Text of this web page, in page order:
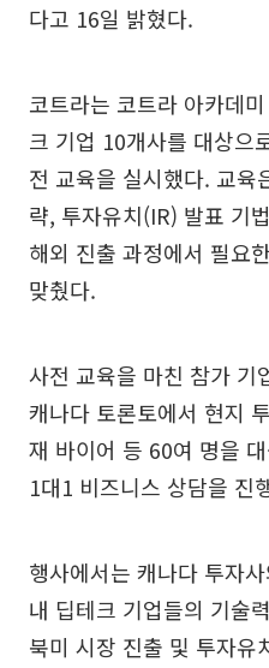
다고 16일 밝혔다.
코트라는 코트라 아카데
크 기업 10개사를 대상으
전 교육을 실시했다. 교육
략, 투자유치(IR) 발표 기
해외 진출 과정에서 필요
맞췄다.
사전 교육을 마친 참가 기
캐나다 토론토에서 현지
재 바이어 등 60여 명을
1대1 비즈니스 상담을 진
행사에서는 캐나다 투자
내 딥테크 기업들의 기술
북미 시장 진출 및 투자유